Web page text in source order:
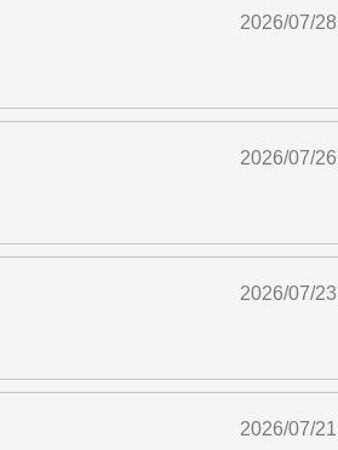
2026/07/28
2026/07/26
2026/07/23
2026/07/21